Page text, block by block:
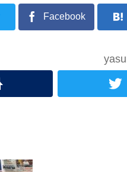
Facebook